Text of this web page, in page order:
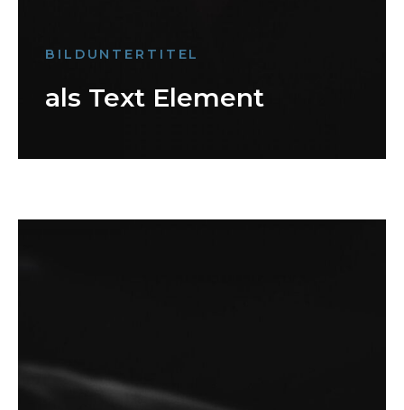
BILDUNTERTITEL
als Text Element